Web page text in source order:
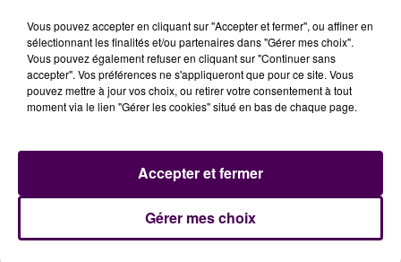
31 juillet 2026
Gagnez vos entrées à Terra Botanica !
Vous pouvez accepter en cliquant sur "Accepter et fermer", ou affiner en
sélectionnant les finalités et/ou partenaires dans "Gérer mes choix".
Vous pouvez également refuser en cliquant sur "Continuer sans
accepter". Vos préférences ne s'appliqueront que pour ce site. Vous
pouvez mettre à jour vos choix, ou retirer votre consentement à tout
moment via le lien "Gérer les cookies" situé en bas de chaque page.
Gérer mes choix
Accepter et fermer